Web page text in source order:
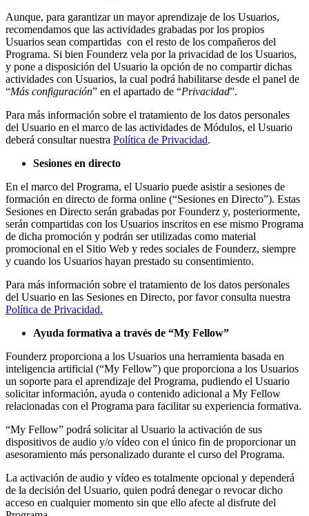
Aunque, para garantizar un mayor aprendizaje de los Usuarios,
recomendamos que las actividades grabadas por los propios
Usuarios sean compartidas con el resto de los compañeros del
Programa. Si bien Founderz vela por la privacidad de los Usuarios,
y pone a disposición del Usuario la opción de no compartir dichas
actividades con Usuarios, la cual podrá habilitarse desde el panel de
“Más configuración” en el apartado de “Privacidad”.
Para más información sobre el tratamiento de los datos personales
del Usuario en el marco de las actividades de Módulos, el Usuario
deberá consultar nuestra Política de Privacidad.
Sesiones en directo
En el marco del Programa, el Usuario puede asistir a sesiones de
formación en directo de forma online (“Sesiones en Directo”). Estas
Sesiones en Directo serán grabadas por Founderz y, posteriormente,
serán compartidas con los Usuarios inscritos en ese mismo Programa
de dicha promoción y podrán ser utilizadas como material
promocional en el Sitio Web y redes sociales de Founderz, siempre
y cuando los Usuarios hayan prestado su consentimiento.
Para más información sobre el tratamiento de los datos personales
del Usuario en las Sesiones en Directo, por favor consulta nuestra
Política de Privacidad.
Ayuda formativa a través de “My Fellow”
Founderz proporciona a los Usuarios una herramienta basada en
inteligencia artificial (“My Fellow”) que proporciona a los Usuarios
un soporte para el aprendizaje del Programa, pudiendo el Usuario
solicitar información, ayuda o contenido adicional a My Fellow
relacionadas con el Programa para facilitar su experiencia formativa.
“My Fellow” podrá solicitar al Usuario la activación de sus
dispositivos de audio y/o vídeo con el único fin de proporcionar un
asesoramiento más personalizado durante el curso del Programa.
La activación de audio y vídeo es totalmente opcional y dependerá
de la decisión del Usuario, quien podrá denegar o revocar dicho
acceso en cualquier momento sin que ello afecte al disfrute del